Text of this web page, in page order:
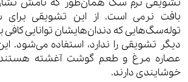
تشویقی نرم سگ همان‌طور که نامش
بافت نرمی است. از این تشویقی
توله‌سگ‌هایی که دندان‌هایشان توانایی کافی
دیگر تشویقی را ندارد، استفاده می‌شود.
عصاره مرغ و طعم گوشت آغشته
خوشایندی دارند.